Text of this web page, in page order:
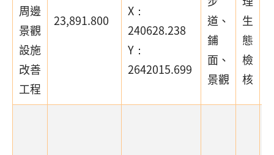
周邊
景觀
設施
改善
工程
23,891.800
X：
240628.238
Y：
2642015.699
道、
鋪
面、
景觀
生
態
檢
核